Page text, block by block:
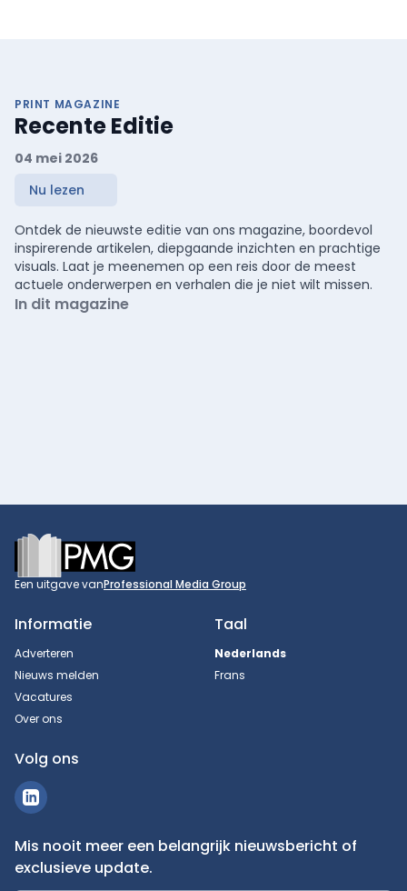
PRINT MAGAZINE
Recente Editie
04 mei 2026
Nu lezen
Ontdek de nieuwste editie van ons magazine, boordevol
inspirerende artikelen, diepgaande inzichten en prachtige
visuals. Laat je meenemen op een reis door de meest
actuele onderwerpen en verhalen die je niet wilt missen.
In dit magazine
Footer
Een uitgave vanProfessional Media Group
Informatie
Adverteren
Nieuws melden
Vacatures
Over ons
Taal
Nederlands
Frans
Volg ons
Mis nooit meer een belangrijk nieuwsbericht of
exclusieve update.